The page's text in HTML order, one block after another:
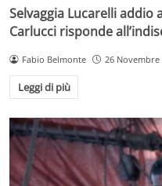
Selvaggia Lucarelli addio
Carlucci risponde
Fabio Belmonte 26 Novembre
Leggi di più